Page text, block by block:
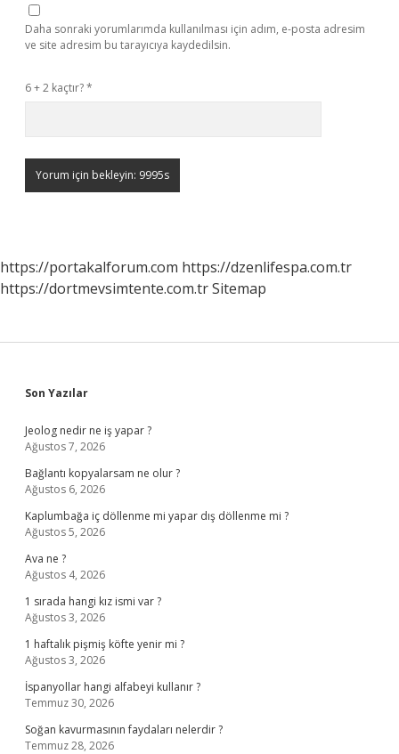
Daha sonraki yorumlarımda kullanılması için adım, e-posta adresim
ve site adresim bu tarayıcıya kaydedilsin.
6 + 2 kaçtır?*
https://portakalforum.com https://dzenlifespa.com.tr
https://dortmevsimtente.com.trSitemap
Sidebar
Son Yazılar
Jeolog nedir ne iş yapar ?
Ağustos 7, 2026
Bağlantı kopyalarsam ne olur ?
Ağustos 6, 2026
Kaplumbağa iç döllenme mi yapar dış döllenme mi ?
Ağustos 5, 2026
Ava ne ?
Ağustos 4, 2026
1 sırada hangi kız ismi var ?
Ağustos 3, 2026
1 haftalık pişmiş köfte yenir mi ?
Ağustos 3, 2026
İspanyollar hangi alfabeyi kullanır ?
Temmuz 30, 2026
Soğan kavurmasının faydaları nelerdir ?
Temmuz 28, 2026